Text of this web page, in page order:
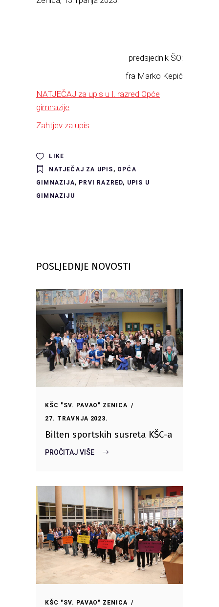
predsjednik ŠO:
fra Marko Kepić
NATJEČAJ za upis u I. razred Opće
gimnazije
Zahtjev za upis
LIKE
NATJEČAJ ZA UPIS , OPĆA
GIMNAZIJA, PRVI RAZRED, UPIS U
GIMNAZIJU
POSLJEDNJE NOVOSTI
KŠC "SV. PAVAO" ZENICA
27. TRAVNJA 2023.
Bilten sportskih susreta KŠC-a
PROČITAJ VIŠE
KŠC "SV. PAVAO" ZENICA